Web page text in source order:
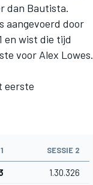
dan Bautista.
aangevoerd door
en wist die tijd
voor Alex Lowes.
eerste
SESSIE 2
1.30.326